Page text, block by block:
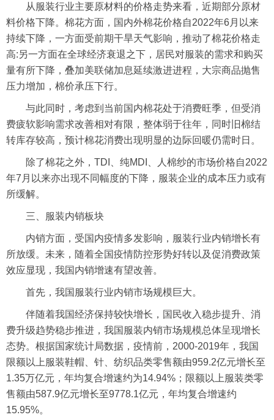
从服装行业主要原材料的价格走势来看，近期部分原材
料价格下降。棉花方面，国内外棉花价格自2022年6月以来
持续下降，一方面受前期干旱天气影响，推动了棉花价格走
高:另一方面在全球经济衰退之下，居民对服装的需求和购买
量有所下降，叠加美联储加息延续激进进程， 大宗商品抛售
压力增加，棉价承压下行。
与此同时，考虑到当前国内棉花处于消费旺季，但受消
费疲软影响需求改善相对有限，整体弱于往年，同时旧棉结
转库存较高，预计棉花消费出现明显的边际回暖仍需时日。
除了棉花之外，TDI、纯MDI、人 棉纱的市场价格自2022
年7月以来亦出现不同幅度的下降，服装企业的成本压力或有
所缓解。
三、服装内销板块
内销方面，受国内疫情多发影响，服装行业内销增长有
所放缓。未来，随着全国疫情防控形势好转以及促消费政策
效应显现，我国内销增速有望改善。
首先，我国服装行业内销市场规模巨大。
伴随着我国经济保持较快增长，国民收入稳步提升、消
费升级趋势稳步推进，我国服装内销市场规模总体呈现增长
态势。根据国家统计局数据，疫情前，2000-2019年，我国
限额以上服装鞋帽、针、纺织品类零售额由959.2亿元增长至
1.35万亿元，年均复合增速约为14.94%；限额以上服装类零
售额由587.9亿元增长至9778.1亿元，年均复合增速约
15.95%。